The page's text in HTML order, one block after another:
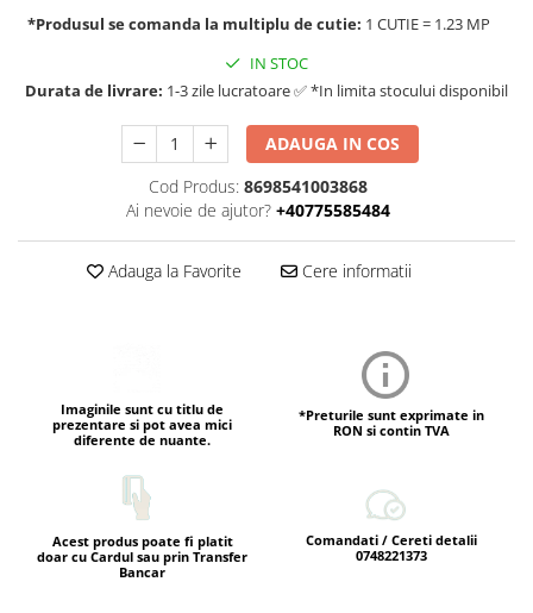
*Produsul se comanda la multiplu de cutie: 1 CUTIE = 1.23 MP
IN STOC
Durata de livrare: 1-3 zile lucratoare ✅ *In limita stocului disponibil
ADAUGA IN COS
Cod Produs: 8698541003868
Ai nevoie de ajutor? +40775585484
Adauga la Favorite Cere informatii
Imaginile sunt cu titlu de
prezentare si pot avea mici
diferente de nuante.
*Preturile sunt exprimate in
RON si contin TVA
Acest produs poate fi platit
doar cu Cardul sau prin Transfer
Bancar
Comandati / Cereti detalii
0748221373